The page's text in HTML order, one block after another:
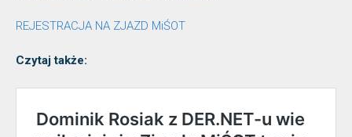
REJESTRACJA NA ZJAZD MiŚOT
Czytaj także: